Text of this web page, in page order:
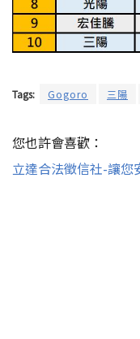
Tags: Gogoro 三陽
您也許會喜歡：
立達合法徵信社-讓您